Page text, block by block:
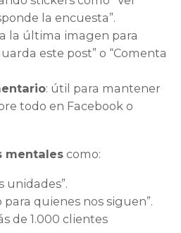
la encuesta”.
la última imagen para
este post” o “Comenta
: útil para mantener
todo en Facebook o
mentales como:
unidades”.
para quienes nos siguen”.
de 1.000 clientes